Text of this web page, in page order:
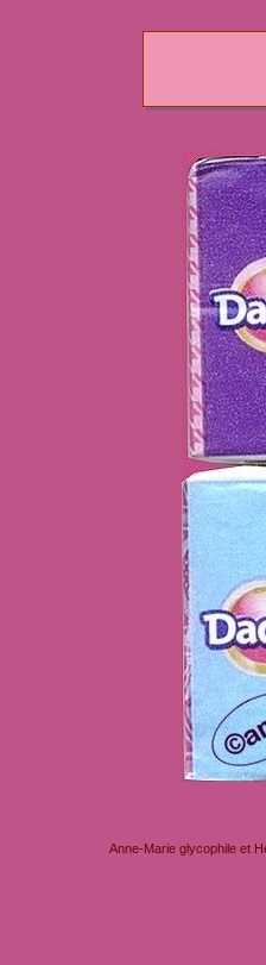
Anne-Marie glycophile et